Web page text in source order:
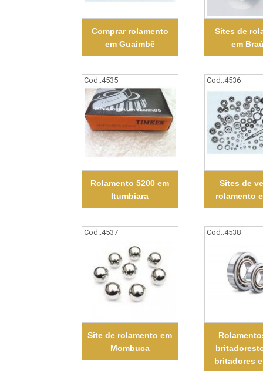
Comprar rolamento
em Guaimbê
Sites de
em
Cod.:4535
Rolamento 5200 em
Itumbiara
Cod.:4536
Sites de
rolamento
Cod.:4537
Site de rolamento em
Mombuca
Cod.:4538
britadores